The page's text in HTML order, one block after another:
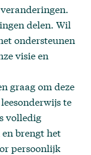
veranderingen.
delen. Wil
ondersteunen
visie en
graag om deze
te
volledig
brengt het
persoonlijk